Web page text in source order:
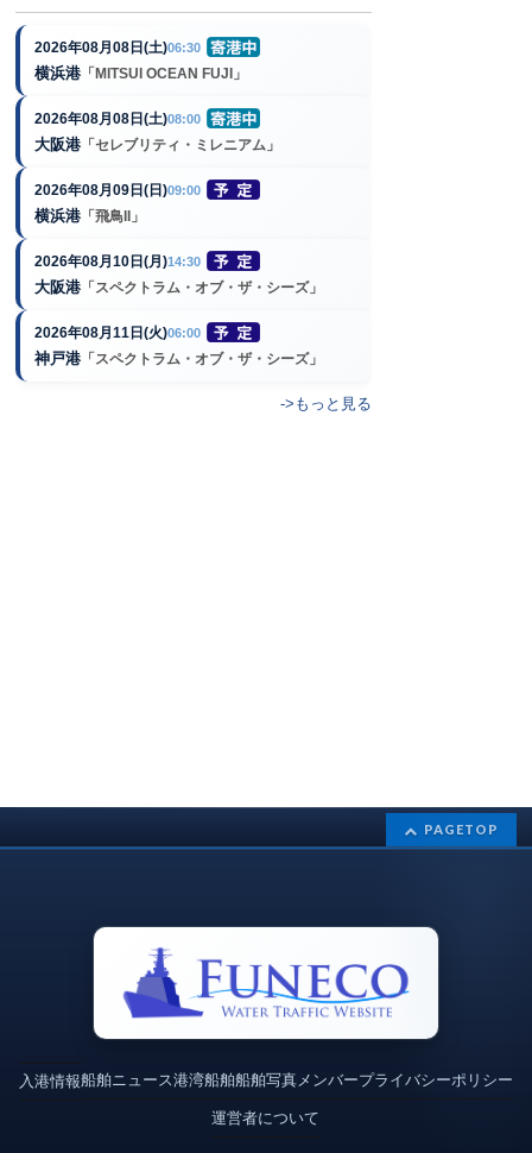
2026年08月08日(土)06:30
横浜港 「MITSUI OCEAN FUJI」
2026年08月08日(土)08:00
大阪港 「セレブリティ・ミレニアム」
2026年08月09日(日)09:00
横浜港 「飛鳥II」
2026年08月10日(月)14:30
大阪港 「スペクトラム・オブ・ザ・シーズ」
2026年08月11日(火)06:00
神戸港 「スペクトラム・オブ・ザ・シーズ」
->もっと見る
PAGETOP
入港情報船舶ニュース港湾船舶船舶写真メンバープライバシーポリシー
運営者について